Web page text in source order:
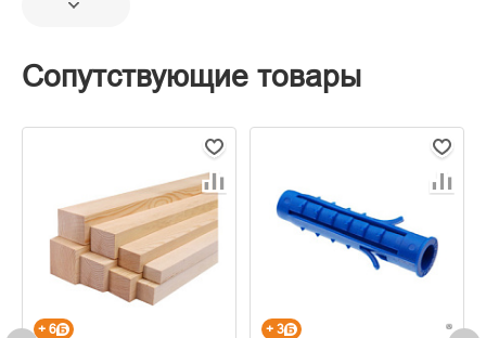
Сопутствующие товары
+ 6 + 3